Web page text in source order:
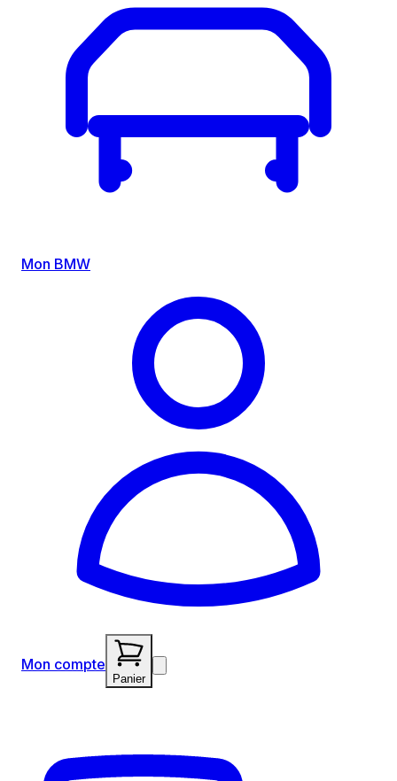
Mon BMW
Mon compte
Panier